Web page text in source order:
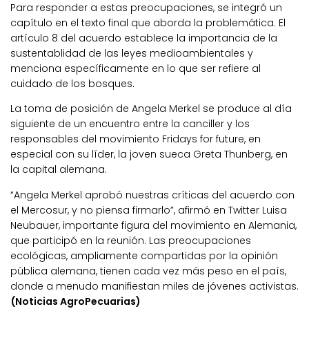
Para responder a estas preocupaciones, se integró un
capítulo en el texto final que aborda la problemática. El
artículo 8 del acuerdo establece la importancia de la
sustentablidad de las leyes medioambientales y
menciona específicamente en lo que ser refiere al
cuidado de los bosques.
La toma de posición de Angela Merkel se produce al día
siguiente de un encuentro entre la canciller y los
responsables del movimiento Fridays for future, en
especial con su líder, la joven sueca Greta Thunberg, en
la capital alemana.
“Angela Merkel aprobó nuestras críticas del acuerdo con
el Mercosur, y no piensa firmarlo”, afirmó en Twitter Luisa
Neubauer, importante figura del movimiento en Alemania,
que participó en la reunión. Las preocupaciones
ecológicas, ampliamente compartidas por la opinión
pública alemana, tienen cada vez más peso en el país,
donde a menudo manifiestan miles de jóvenes activistas.
(Noticias AgroPecuarias)